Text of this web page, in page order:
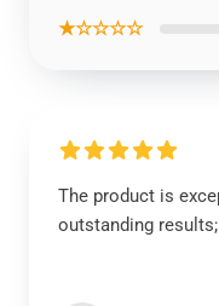
★☆☆☆☆
The product is
outstanding